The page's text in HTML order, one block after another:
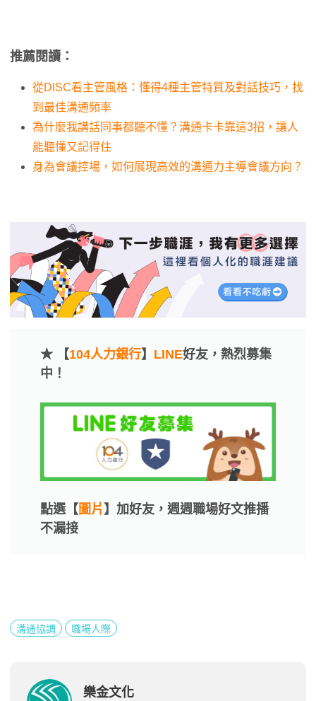
推薦閱讀：
從DISC看主管風格：懂得4種主管特質及對話技巧，找
到最佳溝通頻率
為什麼我講話同事都聽不懂？溝通卡卡靠這3招，讓人
能聽懂又記得住
身為會議控場，如何展現高效的溝通力主導會議方向？
★ 【104人力銀行】 LINE好友，熱烈募集
中！
點選【 圖片 】加好友，週週職場好文推播
不漏接
溝通協調 職場人際
樂金文化